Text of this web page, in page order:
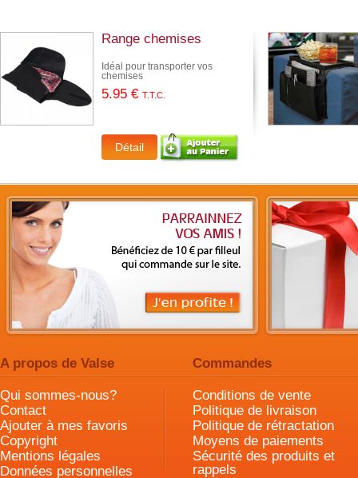
Range chemises
Idéal pour transporter vos
chemises
5.95 € T.T.C.
A propos de Valse Commandes
Qui sommes-nous?
Contact
Ajouter à mes favoris
Copyright
Mentions légales
Données personnelles
Conditions de vente
Politique de livraison
Politique de rétractation
Moyens de paiements
Sécurité des produits et
rappels